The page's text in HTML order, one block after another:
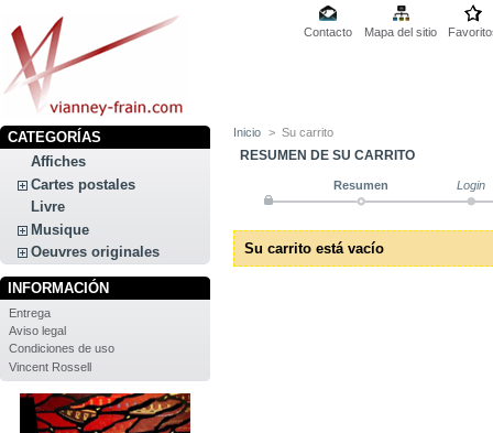
Contacto Mapa del sitio
CATEGORÍAS
Affiches
Cartes postales
Livre
Musique
Oeuvres originales
INFORMACIÓN
Entrega
Aviso legal
Condiciones de uso
Vincent Rossell
Inicio > Su carrito
RESUMEN DE SU CARRITO
Resumen Login
Su carrito está vacío